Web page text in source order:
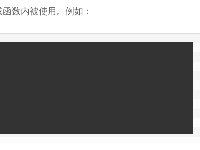
数内被使用。例如：